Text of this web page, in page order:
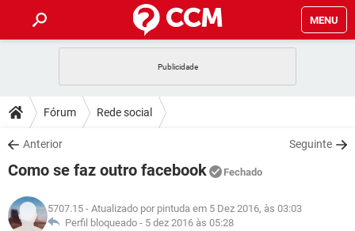
MENU
CELULAR
OUTLOOK
INSTAGRAM GMAIL
GUIA DE COMPRAS
DICAS
JOGOS
INSTAGRAM GMAIL
DOWNLOADS
JOGOS WHATSAPP
CELULAR
OUTLOOK EXCEL
JOGOS WHATSAPP
GLOSSÁRIO
Fórum Rede social
Anterior Seguinte
Como se faz outro facebook Fechado
5707.15 - Atualizado por pintuda em 5 Dez 2016, às 03:03
Perfil bloqueado - 5 dez 2016 às 05:28